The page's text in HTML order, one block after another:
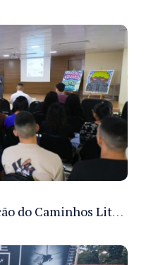
Sejusc participa da 5ª edição do Caminhos Literários com foco na cultura hip-hop nas unidades socioeducativas